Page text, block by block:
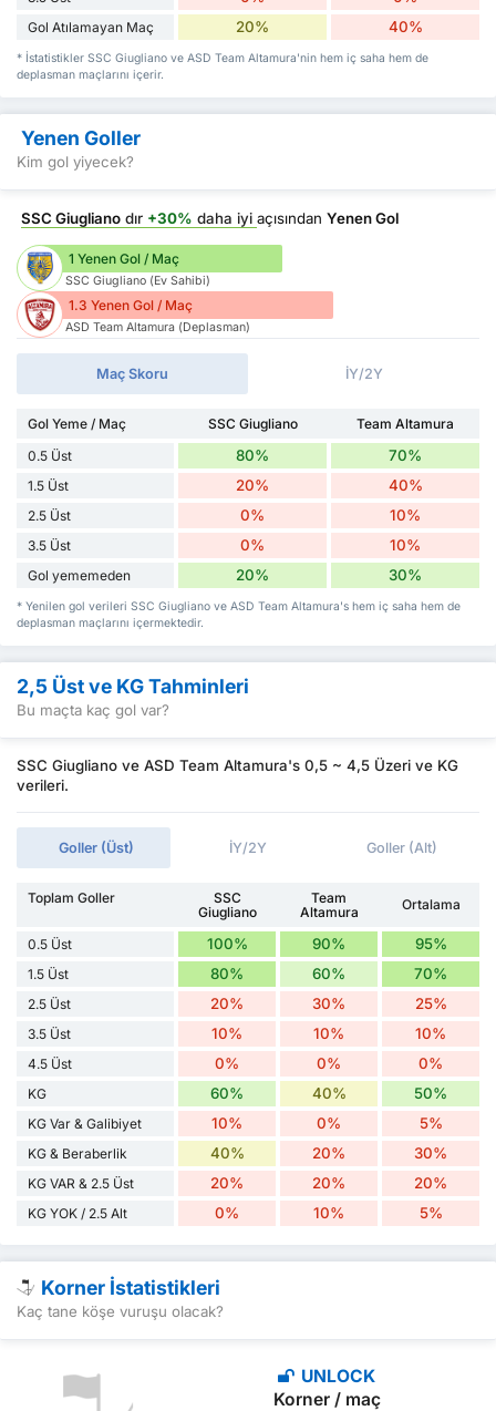
Gol Atılamayan Maç 20% 40%
* İstatistikler SSC Giugliano ve ASD Team Altamura'nin hem iç saha hem de
deplasman maçlarını içerir.
Yenen Goller
Kim gol yiyecek?
SSC Giugliano dır +30% daha iyi açısından Yenen Gol
1 Yenen Gol / Maç
SSC Giugliano (Ev Sahibi)
1.3 Yenen Gol / Maç
ASD Team Altamura (Deplasman)
Maç Skoru İY/2Y
Gol Yeme / Maç SSC Giugliano
Team Altamura
0.5 Üst
80% 70%
1.5 Üst 20% 40%
2.5 Üst 0% 10%
3.5 Üst 0% 10%
Gol yememeden 20% 30%
* Yenilen gol verileri SSC Giugliano ve ASD Team Altamura's hem iç saha hem de
deplasman maçlarını içermektedir.
2,5 Üst ve KG Tahminleri
Bu maçta kaç gol var?
SSC Giugliano ve ASD Team Altamura's 0,5 ~ 4,5 Üzeri ve KG
verileri.
Goller (Üst) İY/2Y Goller (Alt)
Toplam Goller
SSC
Giugliano
Team
Altamura
Ortalama
0.5 Üst 100% 90% 95%
1.5 Üst 80% 60% 70%
2.5 Üst 20% 30% 25%
3.5 Üst 10% 10% 10%
4.5 Üst 0% 0% 0%
KG 60% 40% 50%
KG Var & Galibiyet 10% 0% 5%
KG & Beraberlik 40% 20% 30%
KG VAR & 2.5 Üst 20% 20% 20%
KG YOK / 2.5 Alt 0% 10% 5%
Korner İstatistikleri
Kaç tane köşe vuruşu olacak?
UNLOCK
Korner / maç